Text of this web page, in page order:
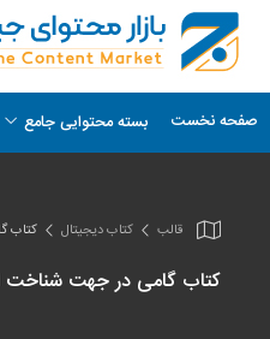
صفحه نخست بسته محتوایی جامع
قالب کتاب دیجیتال کتاب
کتاب گامی در جهت شناخت